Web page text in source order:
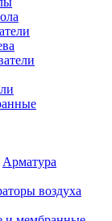
Арматура
воздуха